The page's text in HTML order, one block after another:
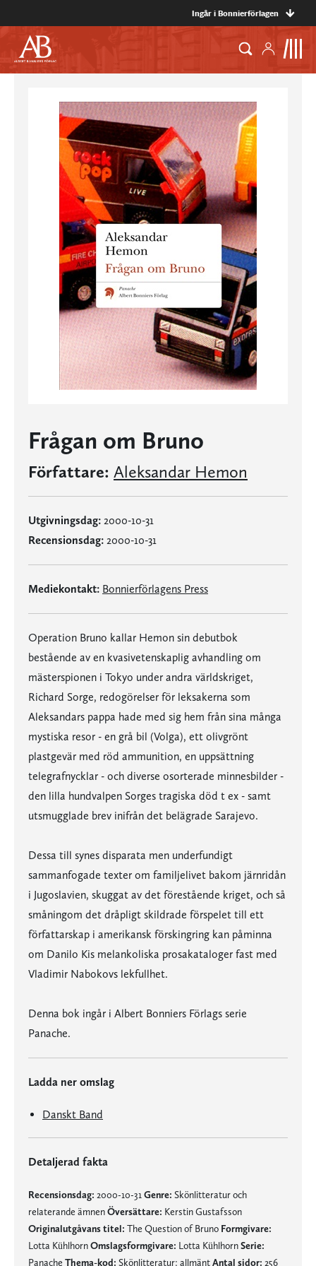
Ingår i Bonnierförlagen
Frågan om Bruno
Författare: Aleksandar Hemon
Utgivningsdag: 2000-10-31
Recensionsdag: 2000-10-31
Mediekontakt: Bonnierförlagens Press
Operation Bruno kallar Hemon sin debutbok
bestående av en kvasivetenskaplig avhandling om
mästerspionen i Tokyo under andra världskriget,
Richard Sorge, redogörelser för leksakerna som
Aleksandars pappa hade med sig hem från sina många
mystiska resor - en grå bil (Volga), ett olivgrönt
plastgevär med röd ammunition, en uppsättning
telegrafnycklar - och diverse osorterade minnesbilder -
den lilla hundvalpen Sorges tragiska död t ex - samt
utsmugglade brev inifrån det belägrade Sarajevo.
Dessa till synes disparata men underfundigt
sammanfogade texter om familjelivet bakom järnridån
i Jugoslavien, skuggat av det förestående kriget, och så
småningom det dråpligt skildrade förspelet till ett
författarskap i amerikansk förskingring kan påminna
om Danilo Kis melankoliska prosakataloger fast med
Vladimir Nabokovs lekfullhet.
Denna bok ingår i Albert Bonniers Förlags serie
Panache.
Ladda ner omslag
Danskt Band
Detaljerad fakta
Recensionsdag: 2000-10-31 Genre: Skönlitteratur och
relaterande ämnenÖversättare: Kerstin Gustafsson
Originalutgåvans titel: The Question of Bruno Formgivare:
Lotta KühlhornOmslagsformgivare: Lotta KühlhornSerie:
Panache Thema-kod: Skönlitteratur: allmäntAntal sidor: 256